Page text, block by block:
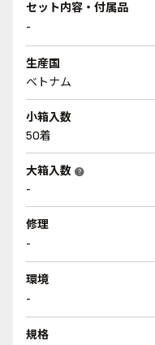
セット内容・付属品
-
生産国
ベトナム
小箱入数
50着
大箱入数 help
-
修理
-
環境
-
規格